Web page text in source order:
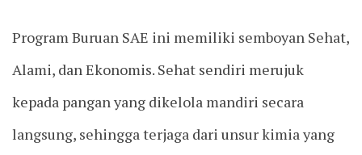
Program Buruan SAE ini memiliki semboyan Sehat,
Alami, dan Ekonomis. Sehat sendiri merujuk
kepada pangan yang dikelola mandiri secara
langsung, sehingga terjaga dari unsur kimia yang